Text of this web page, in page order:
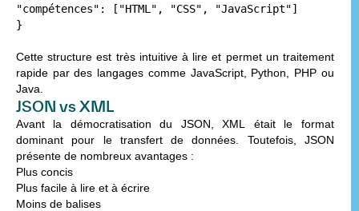
"compétences" : [ "HTML" , "CSS" , "JavaScript"]
}
Cette structure est très intuitive à lire et permet un traitement
rapide par des langages comme JavaScript, Python, PHP ou
Java.
JSON vs XML
Avant la démocratisation du JSON,XML
était le format
dominant pour le transfert de données. Toutefois, JSON
présente de nombreux avantages :
Plus concis
Plus facile à lire et à écrire
Moins de balises